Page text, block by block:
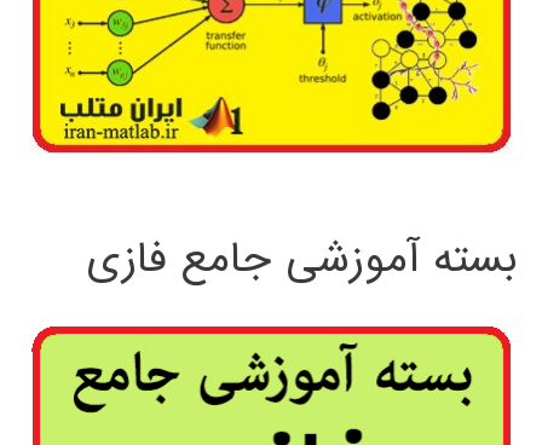
بسته آموزشی جامع فازی